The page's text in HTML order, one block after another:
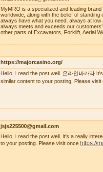
MyMRO is a specialized and leading
worldwide, along with the belief of
always have what you need, always at
always meets and exceeds our
other parts of Excavators, Forklift, Aerial
https://majorcasino.org/
Hello, I read the post well. 온라인바카라
similar content to your posting. Please visit
jsjs225500@gmail.com
Hello, I read the post well. It's a really
to your posting. Please visit once https://